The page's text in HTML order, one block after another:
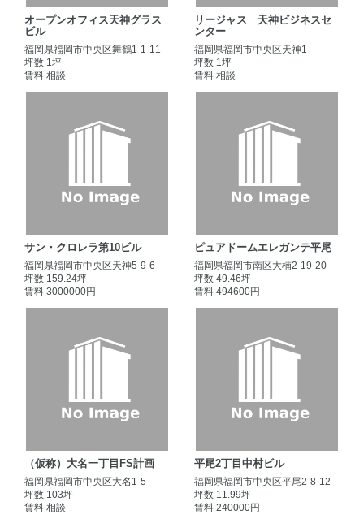
オープンオフィス天神グラス
ビル
福岡県福岡市中央区舞鶴1-1-11
坪数 1坪
賃料 相談
リージャス 天神ビジネスセ
ンター
福岡県福岡市中央区天神1
坪数 1坪
賃料 相談
サン・クロレラ第10ビル
福岡県福岡市中央区天神5-9-6
坪数 159.24坪
賃料 3000000円
ピュアドームエレガンテ平尾
福岡県福岡市南区大楠2-19-20
坪数 49.46坪
賃料 494600円
（仮称）大名一丁目FS計画
福岡県福岡市中央区大名1-5
坪数 103坪
賃料 相談
平尾2丁目中村ビル
福岡県福岡市中央区平尾2-8-12
坪数 11.99坪
賃料 240000円